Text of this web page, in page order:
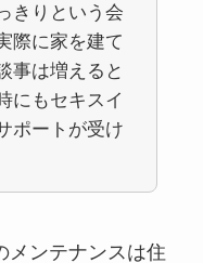
きりという会
際に家を建て
事は増えると
にもセキスイ
ポートが受け
メンテナンスは住